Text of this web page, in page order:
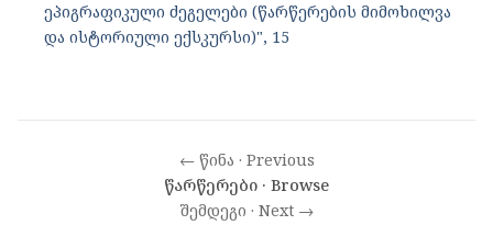
ეპიგრაფიკული ძეგელები (წარწერების მიმოხილვა
და ისტორიული ექსკურსი)", 15
← წინა · Previous
წარწერები · Browse
შემდეგი · Next →